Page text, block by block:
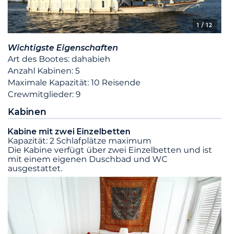
1/ 12
Wichtigste Eigenschaften
Art des Bootes: dahabieh
Anzahl Kabinen: 5
Maximale Kapazität: 10 Reisende
Crewmitglieder: 9
Kabinen
Kabine mit zwei Einzelbetten
Kapazität: 2 Schlafplätze maximum
Die Kabine verfügt über zwei Einzelbetten und ist
mit einem eigenen Duschbad und WC
ausgestattet.